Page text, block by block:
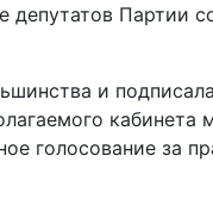
Партии
и
кабинета
голосование за